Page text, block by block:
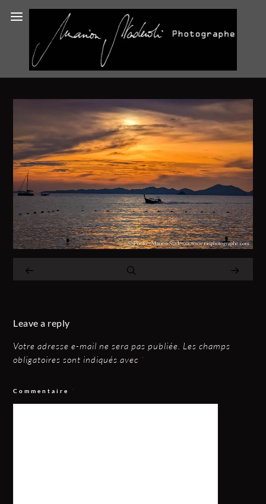
Leave a reply
Votre adresse e-mail ne sera pas publiée. Les champs
obligatoires sont indiqués avec *
Commentaire *